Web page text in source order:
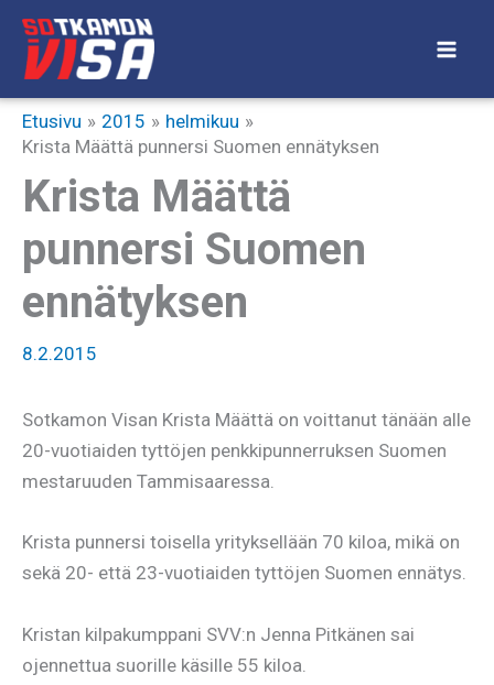
Siirry
sisältöön
Etusivu 2015
helmikuu
Krista Määttä punnersi Suomen ennätyksen
Krista Määttä
punnersi Suomen
ennätyksen
8.2.2015
Sotkamon Visan Krista Määttä on voittanut tänään alle
20-vuotiaiden tyttöjen penkkipunnerruksen Suomen
mestaruuden Tammisaaressa.
Krista punnersi toisella yrityksellään 70 kiloa, mikä on
sekä 20- että 23-vuotiaiden tyttöjen Suomen ennätys.
Kristan kilpakumppani SVV:n Jenna Pitkänen sai
ojennettua suorille käsille 55 kiloa.